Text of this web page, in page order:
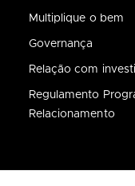
Multiplique o bem
Governança
Relação com
Regulamento
Relacionamento